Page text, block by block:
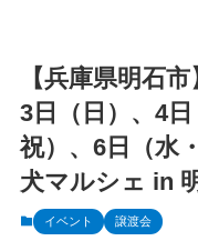
【兵庫県明石
3日（日）、4日
祝）、6日（水
犬マルシェ in
イベント 譲渡会